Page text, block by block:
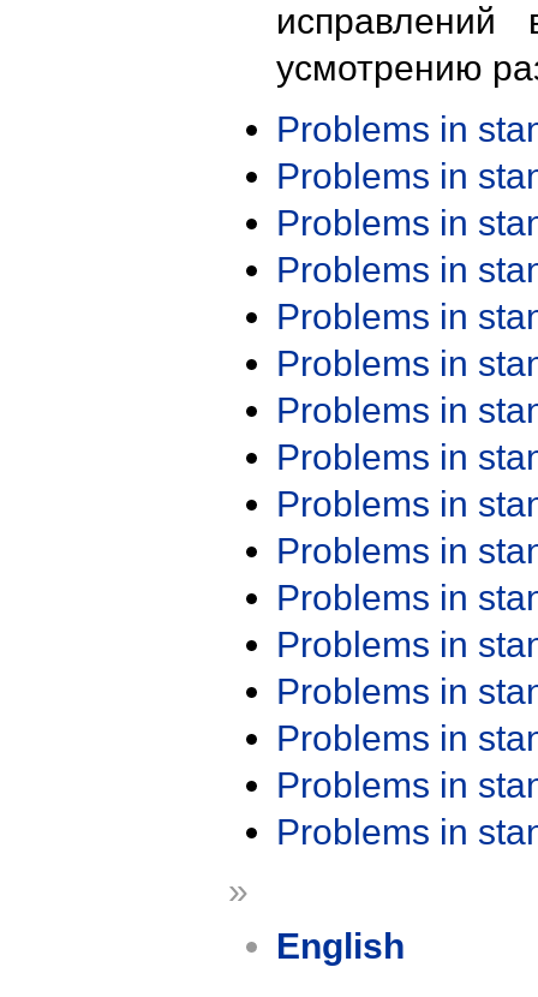
исправлений
усмотрению
Problems in
Problems in
Problems in
Problems in
Problems in
Problems in
Problems in
Problems in
Problems in
Problems in
Problems in
Problems in
Problems in
Problems in
Problems in
Problems in
»
English